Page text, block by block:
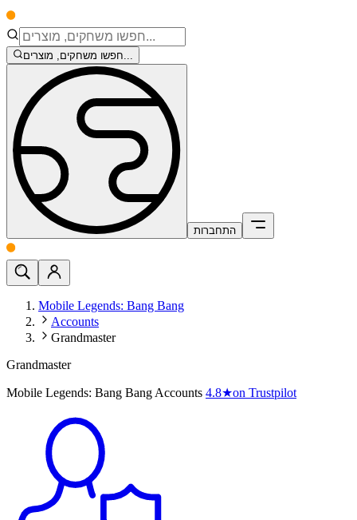
חפשו משחקים, מוצרים...
התחברות
Mobile Legends: Bang Bang
Accounts
Grandmaster
Grandmaster
Mobile Legends: Bang Bang Accounts 4.8★on Trustpilot